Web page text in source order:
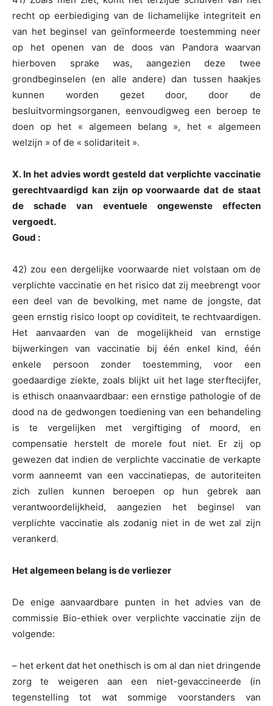
recht op eerbiediging van de lichamelijke integriteit en
van het beginsel van geïnformeerde toestemming neer
op het openen van de doos van Pandora waarvan
hierboven sprake was, aangezien deze twee
grondbeginselen (en alle andere) dan tussen haakjes
kunnen worden gezet door, door de
besluitvormingsorganen, eenvoudigweg een beroep te
doen op het « algemeen belang », het « algemeen
welzijn » of de « solidariteit ».
X. In het advies wordt gesteld dat verplichte vaccinatie
gerechtvaardigd kan zijn op voorwaarde dat de staat
de schade van eventuele ongewenste effecten
vergoedt.
Goud :
42) zou een dergelijke voorwaarde niet volstaan om de
verplichte vaccinatie en het risico dat zij meebrengt voor
een deel van de bevolking, met name de jongste, dat
geen ernstig risico loopt op coviditeit, te rechtvaardigen.
Het aanvaarden van de mogelijkheid van ernstige
bijwerkingen van vaccinatie bij één enkel kind, één
enkele persoon zonder toestemming, voor een
goedaardige ziekte, zoals blijkt uit het lage sterftecijfer,
is ethisch onaanvaardbaar: een ernstige pathologie of de
dood na de gedwongen toediening van een behandeling
is te vergelijken met vergiftiging of moord, en
compensatie herstelt de morele fout niet. Er zij op
gewezen dat indien de verplichte vaccinatie de verkapte
vorm aanneemt van een vaccinatiepas, de autoriteiten
zich zullen kunnen beroepen op hun gebrek aan
verantwoordelijkheid, aangezien het beginsel van
verplichte vaccinatie als zodanig niet in de wet zal zijn
verankerd.
Het algemeen belang is de verliezer
De enige aanvaardbare punten in het advies van de
commissie Bio-ethiek over verplichte vaccinatie zijn de
volgende:
– het erkent dat het onethisch is om al dan niet dringende
zorg te weigeren aan een niet-gevaccineerde (in
tegenstelling tot wat sommige voorstanders van